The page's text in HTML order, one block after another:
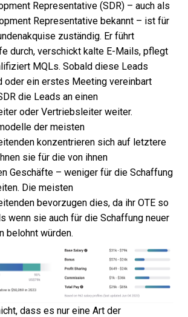
Representative (SDR) – auch als
Representative bekannt – ist für
zuständig. Er führt
durch, verschickt kalte E-Mails, pflegt
MQLs. Sobald diese Leads
oder ein erstes Meeting vereinbart
die Leads an einen
oder Vertriebsleiter weiter.
der meisten
konzentrieren sich auf letztere
sie für die von ihnen
Geschäfte – weniger für die Schaffung
Die meisten
bevorzugen dies, da ihr OTE so
wenn sie auch für die Schaffung neuer
belohnt würden.
dass es nur eine Art der